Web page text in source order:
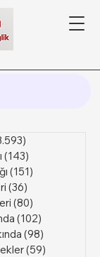
(143)
(151)
(36)
(80)
(102)
(98)
(59)